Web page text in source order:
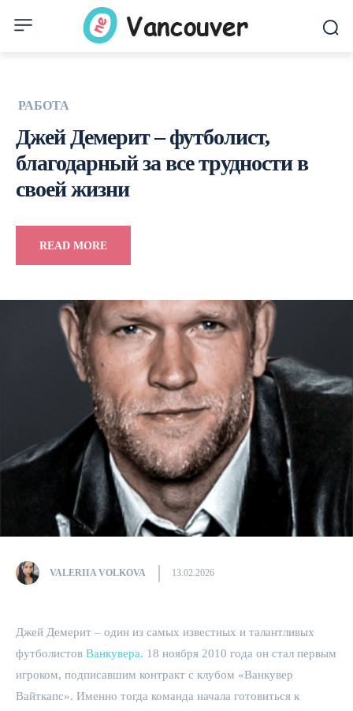
РАБОТА
Джей Демерит – футболист,
благодарный за все трудности в
своей жизни
READ MORE
VALERIIA VOLKOVA 13.02.2026
Джей Демерит – один из самых известных и талантливых
футболистов Ванкувера. 18 ноября 2010 года он стал первым
игроком, подписавшим контракт с клубом «Ванкувер
Вайткапс». Именно тогда команда начала готовиться к